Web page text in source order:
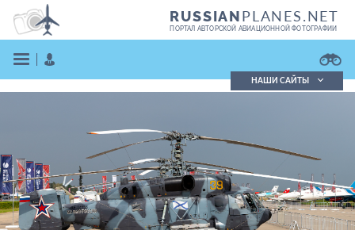
RUSSIANPLANES.NET
ПОРТАЛ АВТОРСКОЙ АВИАЦИОННОЙ ФОТОГРАФИИ
ВОЙТИ
Кратко
Подробно
НАШИ САЙТЫ